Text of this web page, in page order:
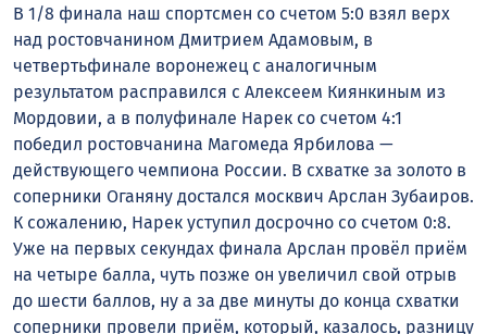
В 1/8 финала наш спортсмен со счетом 5:0 взял верх
над ростовчанином Дмитрием Адамовым, в
четвертьфинале воронежец с аналогичным
результатом расправился с Алексеем Киянкиным из
Мордовии, а в полуфинале Нарек со счетом 4:1
победил ростовчанина Магомеда Ярбилова —
действующего чемпиона России. В схватке за золото в
соперники Оганяну достался москвич Арслан Зубаиров.
К сожалению, Нарек уступил досрочно со счетом 0:8.
Уже на первых секундах финала Арслан провёл приём
на четыре балла, чуть позже он увеличил свой отрыв
до шести баллов, ну а за две минуты до конца схватки
соперники провели приём, который, казалось, разницу